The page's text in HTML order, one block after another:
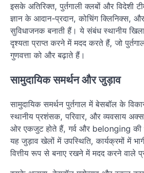
इसके अतिरिक्त, पुर्तगाली क्लबों और विदेशी
ज्ञान के आदान-प्रदान, कोचिंग क्लिनिक्स,
सुविधाजनक बनाती हैं। ये संबंध स्थानीय
दृश्यता प्राप्त करने में मदद करते हैं, जो
गुणवत्ता को और बढ़ाते हैं।
सामुदायिक समर्थन और जुड़ाव
सामुदायिक समर्थन पुर्तगाल में बेसबॉल के
स्थानीय प्रशंसक, परिवार, और व्यवसाय
ओर एकजुट होते हैं, गर्व और belonging की
यह जुड़ाव खेलों में उपस्थिति, कार्यक्रमों में
वित्तीय रूप से बनाए रखने में मदद करने वाले